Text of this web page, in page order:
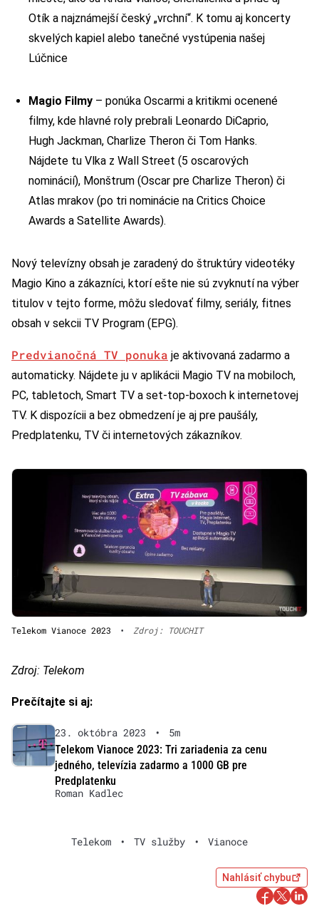
Otík a najznámejší český „vrchní“. K tomu aj koncerty
skvelých kapiel alebo tanečné vystúpenia našej
Lúčnice
Magio Filmy – ponúka Oscarmi a kritikmi ocenené
filmy, kde hlavné roly prebrali Leonardo DiCaprio,
Hugh Jackman, Charlize Theron či Tom Hanks.
Nájdete tu Vlka z Wall Street (5 oscarových
nominácií), Monštrum (Oscar pre Charlize Theron) či
Atlas mrakov (po tri nominácie na Critics Choice
Awards a Satellite Awards).
Nový televízny obsah je zaradený do štruktúry videotéky
Magio Kino a zákazníci, ktorí ešte nie sú zvyknutí na výber
titulov v tejto forme, môžu sledovať filmy, seriály, fitnes
obsah v sekcii TV Program (EPG).
Predvianočná TV ponuka je aktivovaná zadarmo a
automaticky. Nájdete ju v aplikácii Magio TV na mobiloch,
PC, tabletoch, Smart TV a set-top-boxoch k internetovej
TV. K dispozícii a bez obmedzení je aj pre paušály,
Predplatenku, TV či internetových zákazníkov.
Telekom Vianoce 2023 • Zdroj: TOUCHIT
Zdroj: Telekom
Prečítajte si aj:
23. októbra 2023 •
5m
Telekom Vianoce 2023: Tri zariadenia za cenu
jedného, televízia zadarmo a 1000 GB pre
Predplatenku
Roman Kadlec
Telekom • TV služby • Vianoce
Nahlásiť chybu